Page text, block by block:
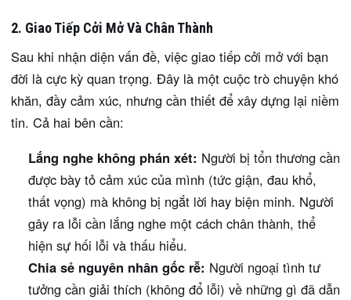
2. Giao Tiếp Cởi Mở Và Chân Thành
Sau khi nhận diện vấn đề, việc giao tiếp cởi mở với bạn
đời là cực kỳ quan trọng. Đây là một cuộc trò chuyện khó
khăn, đầy cảm xúc, nhưng cần thiết để xây dựng lại niềm
tin. Cả hai bên cần:
Lắng nghe không phán xét: Người bị tổn thương cần
được bày tỏ cảm xúc của mình (tức giận, đau khổ,
thất vọng) mà không bị ngắt lời hay biện minh. Người
gây ra lỗi cần lắng nghe một cách chân thành, thể
hiện sự hối lỗi và thấu hiểu.
Chia sẻ nguyên nhân gốc rễ: Người ngoại tình tư
tưởng cần giải thích (không đổ lỗi) về những gì đã dẫn